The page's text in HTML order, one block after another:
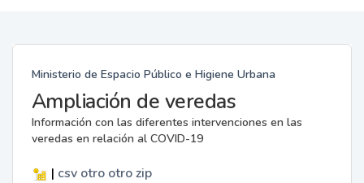
Ministerio de Espacio Público e Higiene Urbana
Ampliación de veredas
Información con las diferentes intervenciones en las
veredas en relación al COVID-19
| csv otro otro zip